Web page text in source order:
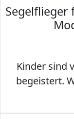
Segelflieger
Kinder sind
begeistert.